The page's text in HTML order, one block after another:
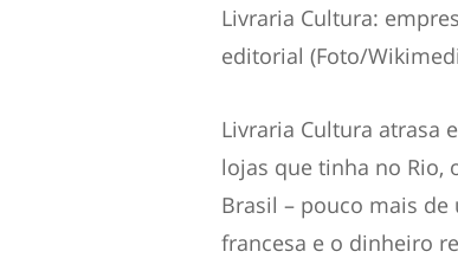
Livraria Cultura:
editorial (Foto/
Livraria Cultura atrasa
lojas que tinha no Rio,
Brasil – pouco mais
francesa e o dinheiro